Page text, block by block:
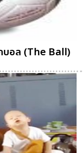
อล (The Ball)